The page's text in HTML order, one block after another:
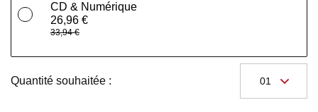
CD & Numérique
26,96 €
33,94 €
Quantité souhaitée :